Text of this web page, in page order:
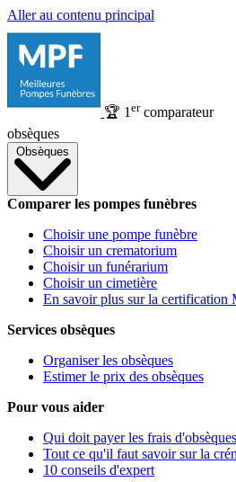
Aller au contenu principal
🏆 1 ercomparateur
obsèques
Obsèques
Comparer les pompes funèbres
Choisir une pompe funèbre
Choisir un crematorium
Choisir un funérarium
Choisir un cimetière
En savoir plus sur la certification
Services obsèques
Organiser les obsèques
Estimer le prix des obsèques
Pour vous aider
Qui doit payer les frais
Tout ce qu'il faut savoir sur la
10 conseils d'expert